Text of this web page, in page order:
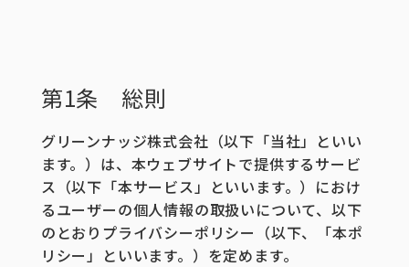
第1条 総則
グリーンナッジ株式会社（以下「当社」といい
ます。）は、本ウェブサイトで提供するサービ
ス（以下「本サービス」といいます。）におけ
るユーザーの個人情報の取扱いについて、以下
のとおりプライバシーポリシー（以下、「本ポ
リシー」といいます。）を定めます。